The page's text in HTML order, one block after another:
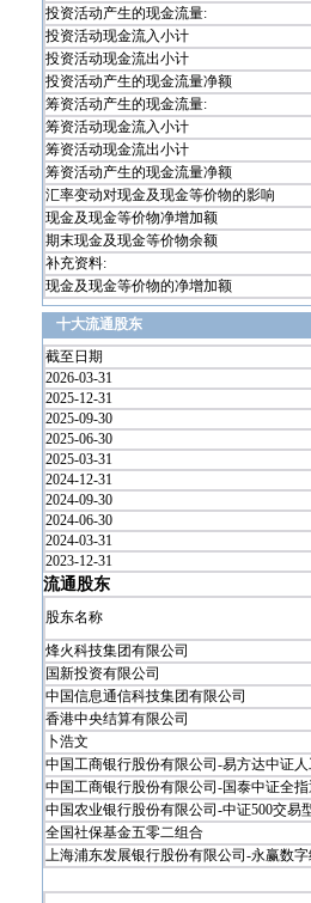
投资活动产生的现金流量:
投资活动现金流入小计
投资活动现金流出小计
投资活动产生的现金流量净额
筹资活动产生的现金流量:
筹资活动现金流入小计
筹资活动现金流出小计
筹资活动产生的现金流量净额
汇率变动对现金及现金等价物的影响
现金及现金等价物净增加额
期末现金及现金等价物余额
补充资料:
现金及现金等价物的净增加额
十大流通股东
截至日期
2026-03-31
2025-12-31
2025-09-30
2025-06-30
2025-03-31
2024-12-31
2024-09-30
2024-06-30
2024-03-31
2023-12-31
流通股东
股东名称
烽火科技集团有限公司
国新投资有限公司
中国信息通信科技集团有限公司
香港中央结算有限公司
卜浩文
中国工商银行股份有限公司-易方达中证人
中国工商银行股份有限公司-国泰中证全指
中国农业银行股份有限公司-中证500交易
全国社保基金五零二组合
上海浦东发展银行股份有限公司-永赢数字